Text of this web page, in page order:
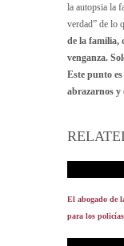
la autopsia la
verdad” de lo
de la familia,
venganza.
Este punto
abrazarnos y
El abogado de
para los